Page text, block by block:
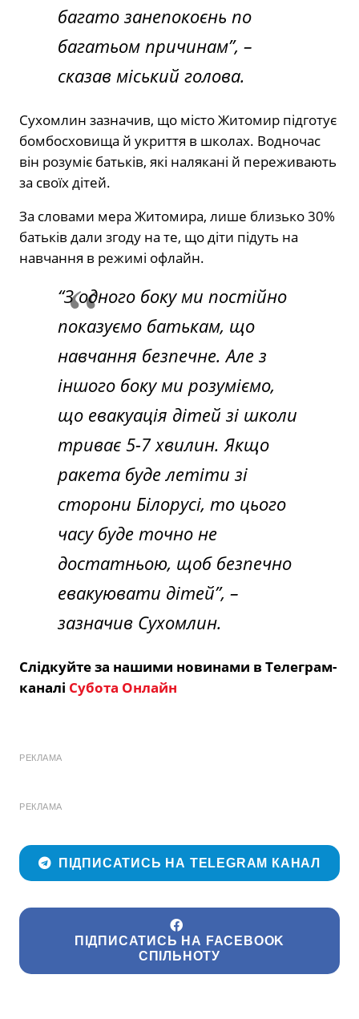
багато занепокоєнь по
багатьом причинам”, –
сказав міський голова.
Сухомлин зазначив, що місто Житомир підготує
бомбосховища й укриття в школах. Водночас
він розуміє батьків, які налякані й переживають
за своїх дітей.
За словами мера Житомира, лише близько 30%
батьків дали згоду на те, що діти підуть на
навчання в режимі офлайн.
“З одного боку ми постійно
показуємо батькам, що
навчання безпечне. Але з
іншого боку ми розуміємо,
що евакуація дітей зі школи
триває 5-7 хвилин. Якщо
ракета буде летіти зі
сторони Білорусі, то цього
часу буде точно не
достатньою, щоб безпечно
евакуювати дітей”, –
зазначив Сухомлин.
Слідкуйте за нашими новинами в Телеграм-
каналі Субота Онлайн
РЕКЛАМА
РЕКЛАМА
ПІДПИСАТИСЬ НА TELEGRAM КАНАЛ
ПІДПИСАТИСЬ НА FACEBOOK
СПІЛЬНОТУ